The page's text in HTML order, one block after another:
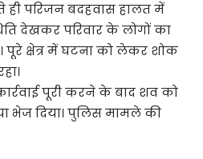
ही परिजन बदहवास हालत में
देखकर परिवार के लोगों का
पूरे क्षेत्र में घटना को लेकर शोक
पूरी करने के बाद शव को
भेज दिया। पुलिस मामले की